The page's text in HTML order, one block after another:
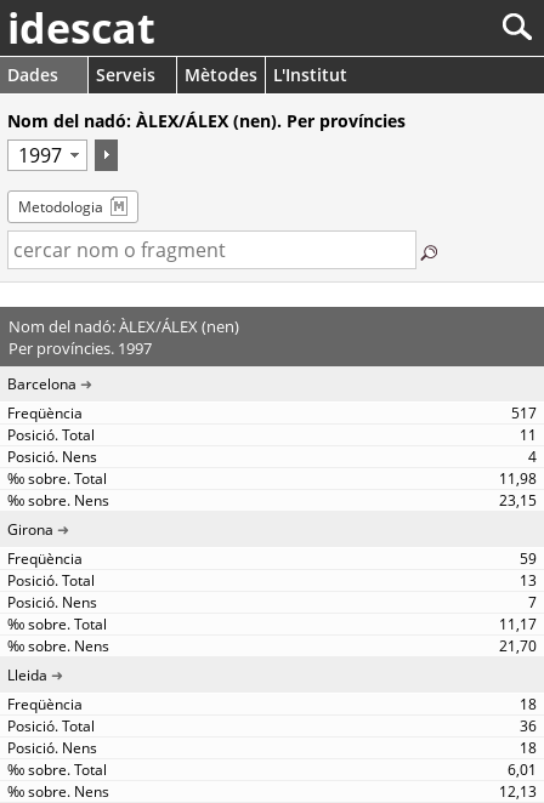
idescat
Dades Serveis Mètodes
L'Institut
Nom del nadó: ÀLEX/ÁLEX (nen). Per províncies
Metodologia
Nom del nadó: ÀLEX/ÁLEX (nen)
Per províncies. 1997
Barcelona
517
11
4
11,98
23,15
Girona
59
13
7
11,17
21,70
Lleida
18
36
18
6,01
12,13